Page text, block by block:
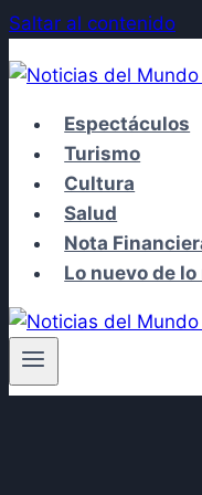
Saltar al contenido
Espectáculos
Turismo
Cultura
Salud
Nota
Lo nuevo de